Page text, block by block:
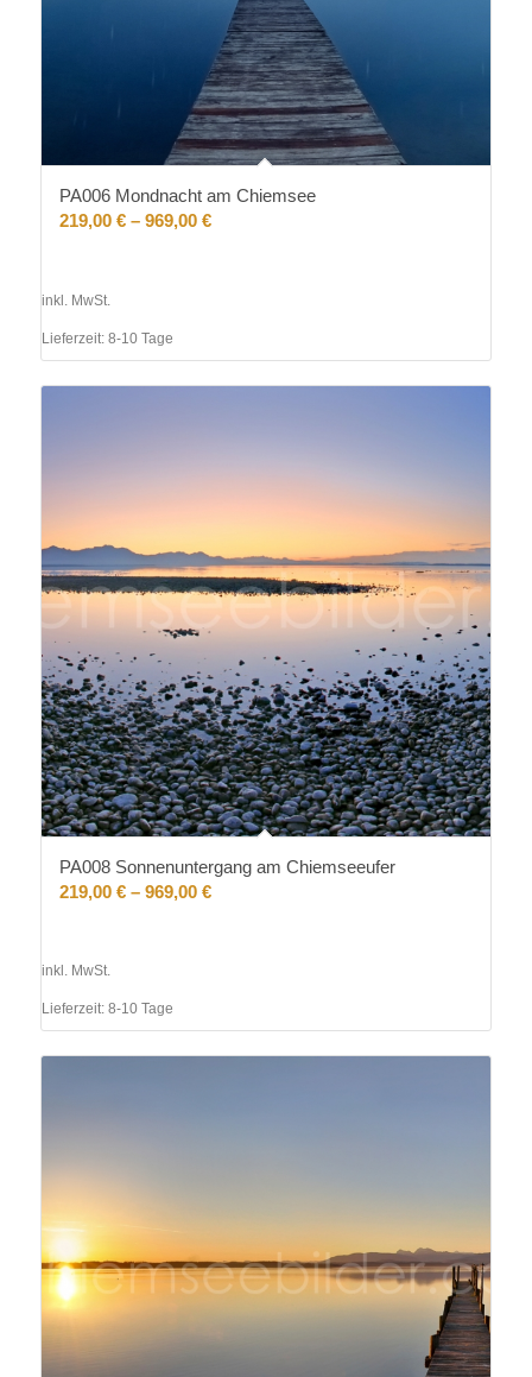
PA006 Mondnacht am Chiemsee
219,00 €– 969,00 €
inkl. MwSt.
Lieferzeit: 8-10 Tage
PA008 Sonnenuntergang am Chiemseeufer
219,00 €– 969,00 €
inkl. MwSt.
Lieferzeit: 8-10 Tage